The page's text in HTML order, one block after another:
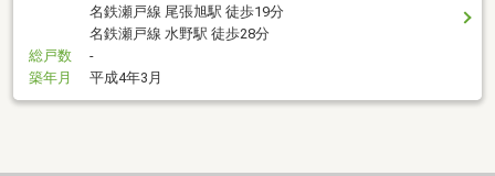
名鉄瀬戸線 尾張旭駅 徒歩19分
名鉄瀬戸線 水野駅 徒歩28分
総戸数
-
築年月
平成4年3月